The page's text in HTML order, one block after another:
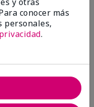
conocer más
personales,
.